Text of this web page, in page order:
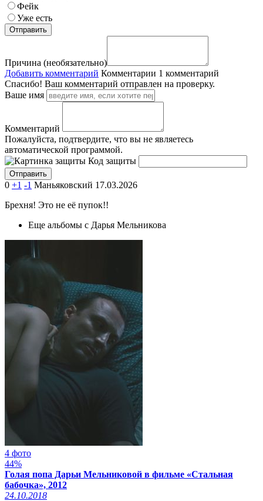
Фейк
Уже есть
Причина (необязательно)
Добавить комментарий Комментарии 1 комментарий
Спасибо! Ваш комментарий отправлен на проверку.
Ваше имя
Комментарий
Пожалуйста, подтвердите, что вы не являетесь
автоматической программой.
Код защиты
0 +1 -1 Маньяковский 17.03.2026
Брехня! Это не её пупок!!
Еще альбомы с Дарья Мельникова
4 фото
44%
Голая попа Дарьи Мельниковой в фильме «Стальная
бабочка», 2012
24.10.2018